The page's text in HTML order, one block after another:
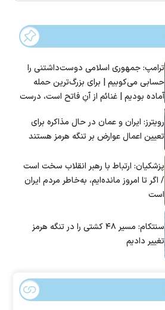
ترامپ: جمهوری اسلامی دوست‌داشتنی را
حسابی می‌کوبیم | برای بزرگ‌ترین حمله
آماده بودیم | غنائم از آنِ فاتح است، درست
رویترز: ایران و عمان در حال مذاکره برای
تعیین اعمال عوارض بر تنگه هرمز هستند
پزشکیان: ارتباط با رهبر انقلاب سخت است
/ اگر تا امروز مانده‌ایم، به‌خاطر مردم ایران
است
سنتکام: مسیر ۴۸ کشتی را در تنگه هرمز
تغییر دادیم